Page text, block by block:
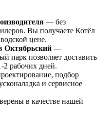
— без
Вы получаете Котёл
цене.
Октябрьский —
парк позволяет доставить
2 рабочих дней.
подбор
и сервисное
в качестве нашей